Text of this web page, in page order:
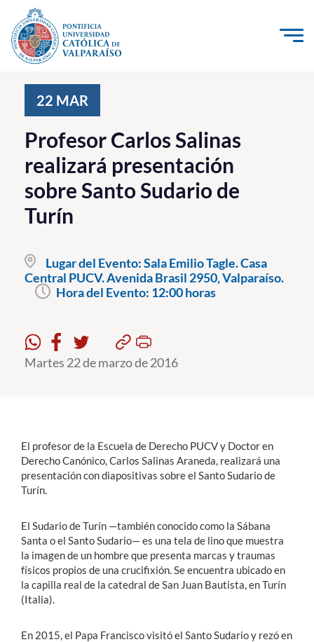
Click acá para ir directamente al contenido
Investigación, Creación e Innovación
PUCV Internacional
Vinculación con el Medio
Admisión
Pregrado
Postgrado
Estudiantes
English
22 MAR
Profesor Carlos Salinas
realizará presentación
sobre Santo Sudario de
Turín
Lugar del Evento:Sala Emilio Tagle. Casa
Central PUCV. Avenida Brasil 2950, Valparaíso.
Hora del Evento: 12:00 horas
Martes 22 de marzo de 2016
El profesor de la Escuela de Derecho PUCV y Doctor en
Derecho Canónico, Carlos Salinas Araneda, realizará una
presentación con diapositivas sobre el Santo Sudario de
Turín.
El Sudario de Turín —también conocido como la Sábana
Santa o el Santo Sudario— es una tela de lino que muestra
la imagen de un hombre que presenta marcas y traumas
físicos propios de una crucifixión. Se encuentra ubicado en
la capilla real de la catedral de San Juan Bautista, en Turín
(Italia).
En 2015, el Papa Francisco visitó el Santo Sudario y rezó en